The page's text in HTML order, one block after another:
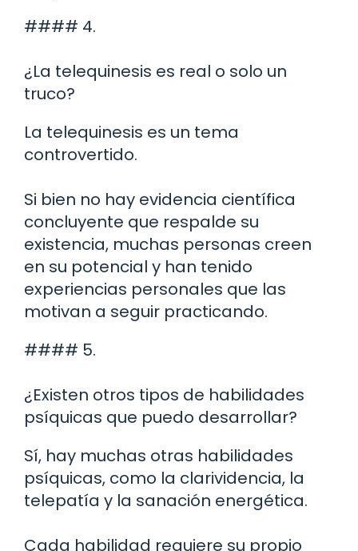
#### 4.
¿La telequinesis es real o solo un
truco?
La telequinesis es un tema
controvertido.
Si bien no hay evidencia científica
concluyente que respalde su
existencia, muchas personas creen
en su potencial y han tenido
experiencias personales que las
motivan a seguir practicando.
#### 5.
¿Existen otros tipos de habilidades
psíquicas que puedo desarrollar?
Sí, hay muchas otras habilidades
psíquicas, como la clarividencia, la
telepatía y la sanación energética.
Cada habilidad requiere su propio